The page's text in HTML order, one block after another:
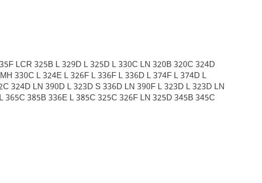
LCR 325B L 329D L 325D L 330C LN 320B 320C 324D
330C L 324E L 326F L 336F L 336D L 374F L 374D L
324D LN 390D L 323D S 336D LN 390F L 323D L 323D LN
385B 336E L 385C 325C 326F LN 325D 345B 345C